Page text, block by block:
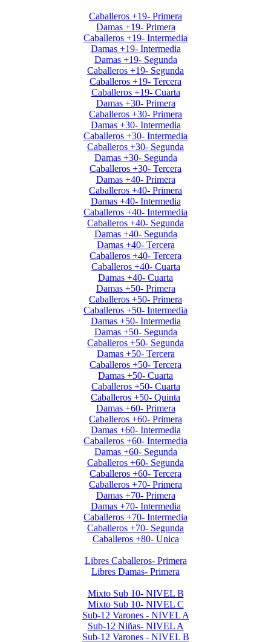
Caballeros +19- Primera
Damas +19- Primera
Caballeros +19- Intermedia
Damas +19- Intermedia
Damas +19- Segunda
Caballeros +19- Segunda
Caballeros +19- Tercera
Caballeros +19- Cuarta
Damas +30- Primera
Caballeros +30- Primera
Damas +30- Intermedia
Caballeros +30- Intermedia
Caballeros +30- Segunda
Damas +30- Segunda
Caballeros +30- Tercera
Damas +40- Primera
Caballeros +40- Primera
Damas +40- Intermedia
Caballeros +40- Intermedia
Caballeros +40- Segunda
Damas +40- Segunda
Damas +40- Tercera
Caballeros +40- Tercera
Caballeros +40- Cuarta
Damas +40- Cuarta
Damas +50- Primera
Caballeros +50- Primera
Caballeros +50- Intermedia
Damas +50- Intermedia
Damas +50- Segunda
Caballeros +50- Segunda
Damas +50- Tercera
Caballeros +50- Tercera
Damas +50- Cuarta
Caballeros +50- Cuarta
Caballeros +50- Quinta
Damas +60- Primera
Caballeros +60- Primera
Damas +60- Intermedia
Caballeros +60- Intermedia
Damas +60- Segunda
Caballeros +60- Segunda
Caballeros +60- Tercera
Caballeros +70- Primera
Damas +70- Primera
Damas +70- Intermedia
Caballeros +70- Intermedia
Caballeros +70- Segunda
Caballeros +80- Unica
Libres Caballeros- Primera
Libres Damas- Primera
Mixto Sub 10- NIVEL B
Mixto Sub 10- NIVEL C
Sub-12 Varones - NIVEL A
Sub-12 Niñas- NIVEL A
Sub-12 Varones - NIVEL B